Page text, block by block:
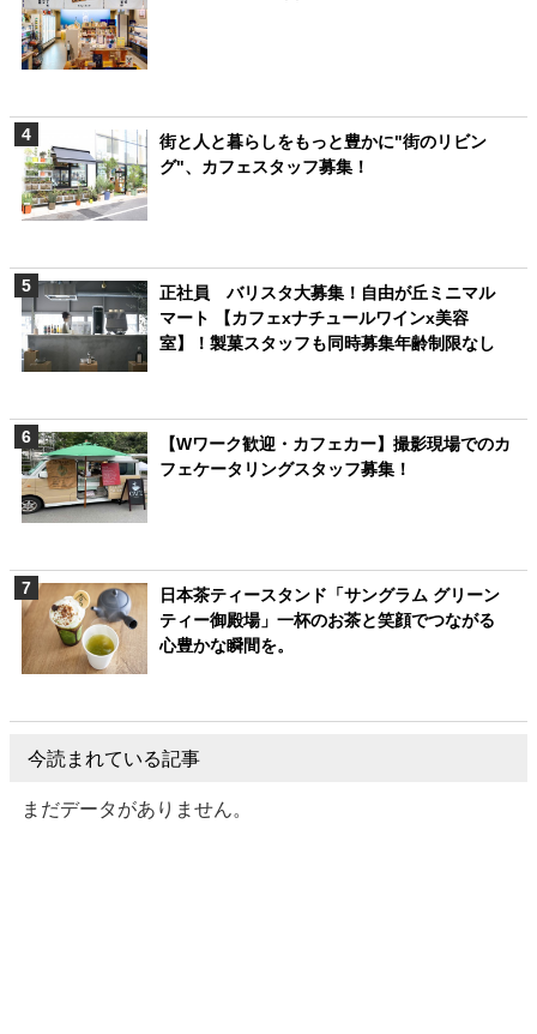
街と人と暮らしをもっと豊かに"街のリビン
グ"、カフェスタッフ募集！
正社員 バリスタ大募集！自由が丘ミニマル
マート 【カフェxナチュールワインx美容
室】！製菓スタッフも同時募集年齢制限なし
【Wワーク歓迎・カフェカー】撮影現場でのカ
フェケータリングスタッフ募集！
日本茶ティースタンド「サングラム グリーン
ティー御殿場」一杯のお茶と笑顔でつながる
心豊かな瞬間を。
今読まれている記事
まだデータがありません。